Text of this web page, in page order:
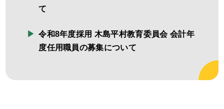
て
令和8年度採用 木島平村教育委員会 会計年
度任用職員の募集について